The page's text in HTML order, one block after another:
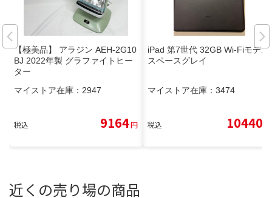
【極美品】 アラジン AEH-2G10
BJ 2022年製 グラファイトヒー
ター
マイストア在庫： 2947
税込 9164円
iPad 第7世代 32GB Wi-Fiモデル
スペースグレイ
マイストア在庫： 3474
税込 10440
近くの売り場の商品